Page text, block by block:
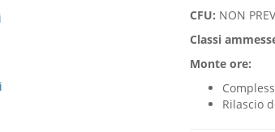
CFU: NON
Classi
Monte ore:
Rilascio